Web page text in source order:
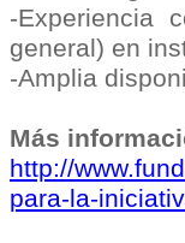
-Experiencia
general) en
-Amplia
Más
http://
para-la-